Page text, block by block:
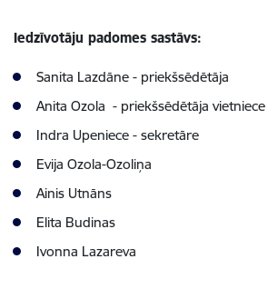
Iedzīvotāju padomes sastāvs:
Sanita Lazdāne - priekšsēdētāja
Anita Ozola - priekšsēdētāja vietniece
Indra Upeniece - sekretāre
Evija Ozola-Ozoliņa
Ainis Utnāns
Elita Budinas
Ivonna Lazareva